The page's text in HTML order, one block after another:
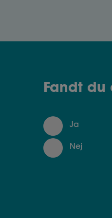
Hvis
I øvrigt skal
Medarbejderen
på forskud i
Hvis
arbejdsgiveren
Fandt du
Ja
Nej